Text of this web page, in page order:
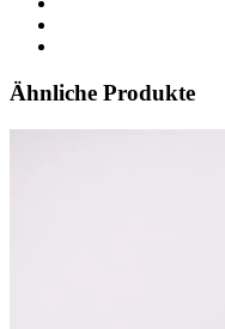
Ähnliche Produkte